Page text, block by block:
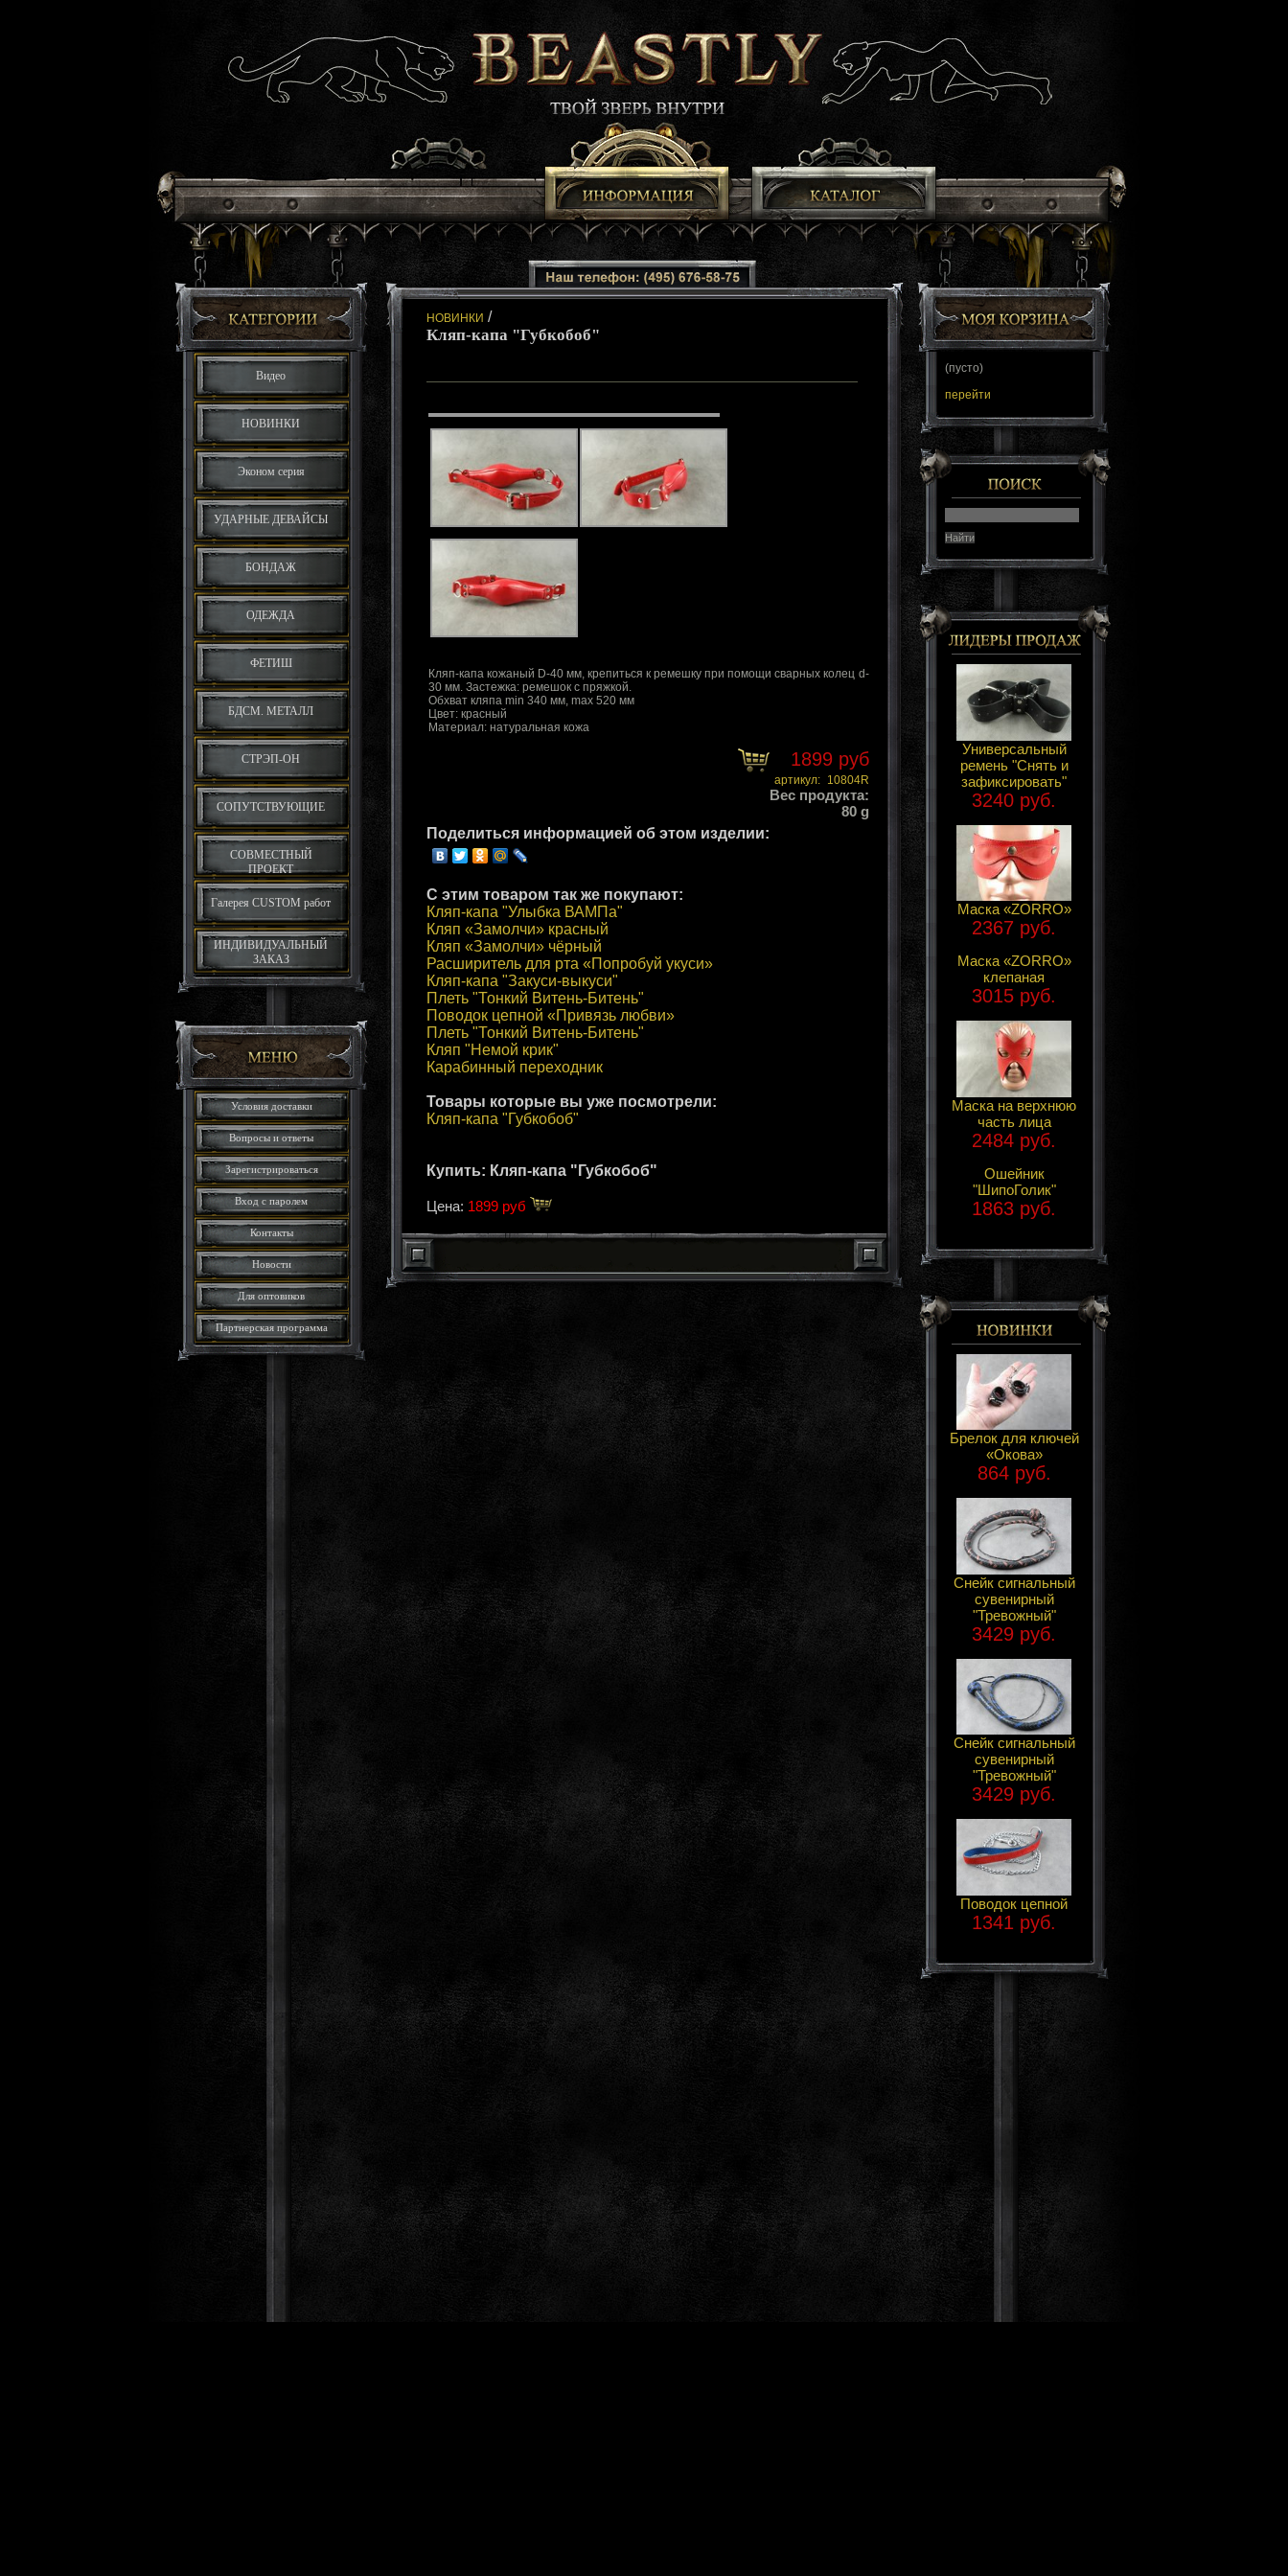
Видео
НОВИНКИ
Эконом серия
УДАРНЫЕ ДЕВАЙСЫ
БОНДАЖ
ОДЕЖДА
ФЕТИШ
БДСМ. МЕТАЛЛ
СТРЭП-ОН
СОПУТСТВУЮЩИЕ
СОВМЕСТНЫЙ
ПРОЕКТ
Галерея CUSTOM работ
ИНДИВИДУАЛЬНЫЙ
ЗАКАЗ
Условия доставки
Вопросы и ответы
Зарегистрироваться
Вход с паролем
Контакты
Новости
Для оптовиков
Партнерская программа
НОВИНКИ /
Кляп-капа "Губкобоб"
Кляп-капа кожаный D-40 мм, крепиться к ремешку при помощи сварных колец d-
30 мм. Застежка: ремешок с пряжкой.
Обхват кляпа min 340 мм, max 520 мм
Цвет: красный
Материал: натуральная кожа
1899 руб
артикул: 10804R
Вес продукта:
80 g
Поделиться информацией об этом изделии:
С этим товаром так же покупают:
Кляп-капа "Улыбка ВАМПа"
Кляп «Замолчи» красный
Кляп «Замолчи» чёрный
Расширитель для рта «Попробуй укуси»
Кляп-капа "Закуси-выкуси"
Плеть "Тонкий Витень-Битень"
Поводок цепной «Привязь любви»
Плеть "Тонкий Витень-Битень"
Кляп "Немой крик"
Карабинный переходник
Товары которые вы уже посмотрели:
Кляп-капа "Губкобоб"
Купить: Кляп-капа "Губкобоб"
Цена: 1899 руб
(пусто)
перейти
Универсальный
ремень "Снять и
зафиксировать"
3240 руб.
Маска «ZORRO»
2367 руб.
Маска «ZORRO»
клепаная
3015 руб.
Маска на верхнюю
часть лица
2484 руб.
Ошейник
"ШипоГолик"
1863 руб.
Брелок для ключей
«Окова»
864 руб.
Снейк сигнальный
сувенирный
"Тревожный"
3429 руб.
Снейк сигнальный
сувенирный
"Тревожный"
3429 руб.
Поводок цепной
1341 руб.